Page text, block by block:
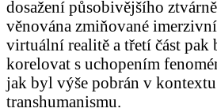
dosažení působivějšího
věnována zmiňované
virtuální realitě a třetí část pak
korelovat s uchopením
jak byl výše pobrán v
transhumanismu.